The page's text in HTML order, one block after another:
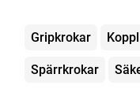
Kategorier
Gripkrokar
Spärrkrokar